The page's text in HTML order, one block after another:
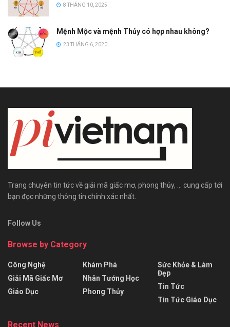
8 THÁNG 10, 2025
Mệnh Mộc và mệnh Thủy có hợp nhau không?
23 THÁNG 6, 2020
Trang chuyên tin tức về giải mã giấc mơ, phong thủy, ... cung cấp tới
bạn đọc những thông tin chính xác nhất.
Follow Us
Browse by Category
Công Nghệ
Giải Mã Giấc Mơ
Giáo Dục
Khám Phá
Nhân Tướng Học
Phong Thủy
Sức Khỏe & Làm
Đẹp
Tin Tức
Tin Tức Giáo Dục
Recent News